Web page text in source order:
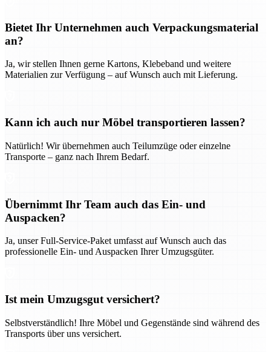
Bietet Ihr Unternehmen auch Verpackungsmaterial
an?
Ja, wir stellen Ihnen gerne Kartons, Klebeband und weitere
Materialien zur Verfügung – auf Wunsch auch mit Lieferung.
Kann ich auch nur Möbel transportieren lassen?
Natürlich! Wir übernehmen auch Teilumzüge oder einzelne
Transporte – ganz nach Ihrem Bedarf.
Übernimmt Ihr Team auch das Ein- und
Auspacken?
Ja, unser Full-Service-Paket umfasst auf Wunsch auch das
professionelle Ein- und Auspacken Ihrer Umzugsgüter.
Ist mein Umzugsgut versichert?
Selbstverständlich! Ihre Möbel und Gegenstände sind während des
Transports über uns versichert.